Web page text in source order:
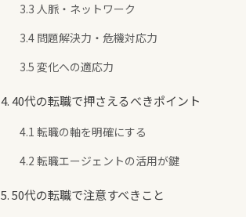
3.3 人脈・ネットワーク
3.4 問題解決力・危機対応力
3.5 変化への適応力
4. 40代の転職で押さえるべきポイント
4.1 転職の軸を明確にする
4.2 転職エージェントの活用が鍵
5. 50代の転職で注意すべきこと